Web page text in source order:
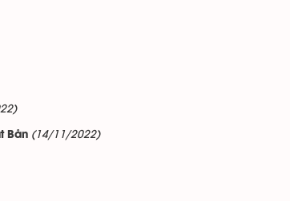
Bản (14/11/2022)